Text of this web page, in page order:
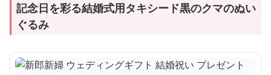
記念日を彩る結婚式用タキシード黒のクマのぬい
ぐるみ